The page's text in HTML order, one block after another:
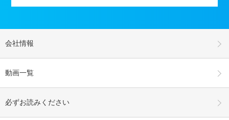
会社情報
動画一覧
必ずお読みください